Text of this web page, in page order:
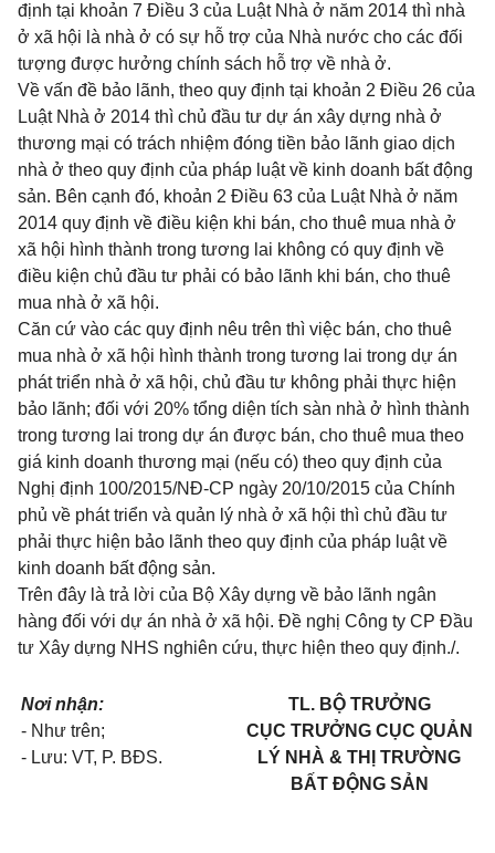
định tại khoản 7 Điều 3 của Luật Nhà ở năm 2014 thì nhà
ở xã hội là nhà ở có sự hỗ trợ của Nhà nước cho các đối
tượng được hưởng chính sách hỗ trợ về nhà ở.
Về vấn đề bảo lãnh, theo quy định tại khoản 2 Điều 26 của
Luật Nhà ở 2014 thì chủ đầu tư dự án xây dựng nhà ở
thương mại có trách nhiệm đóng tiền bảo lãnh giao dịch
nhà ở theo quy định của pháp luật về kinh doanh bất động
sản. Bên cạnh đó, khoản 2 Điều 63 của Luật Nhà ở năm
2014 quy định về điều kiện khi bán, cho thuê mua nhà ở
xã hội hình thành trong tương lai không có quy định về
điều kiện chủ đầu tư phải có bảo lãnh khi bán, cho thuê
mua nhà ở xã hội.
Căn cứ vào các quy định nêu trên thì việc bán, cho thuê
mua nhà ở xã hội hình thành trong tương lai trong dự án
phát triển nhà ở xã hội, chủ đầu tư không phải thực hiện
bảo lãnh; đối với 20% tổng diện tích sàn nhà ở hình thành
trong tương lai trong dự án được bán, cho thuê mua theo
giá kinh doanh thương mại (nếu có) theo quy định của
Nghị định 100/2015/NĐ-CP ngày 20/10/2015 của Chính
phủ về phát triển và quản lý nhà ở xã hội thì chủ đầu tư
phải thực hiện bảo lãnh theo quy định của pháp luật về
kinh doanh bất động sản.
Trên đây là trả lời của Bộ Xây dựng về bảo lãnh ngân
hàng đối với dự án nhà ở xã hội. Đề nghị Công ty CP Đầu
tư Xây dựng NHS nghiên cứu, thực hiện theo quy định./.
Nơi nhận:
- Như trên;
- Lưu: VT, P. BĐS.
TL. BỘ TRƯỞNG
CỤC TRƯỞNG CỤC QUẢN
LÝ NHÀ & THỊ TRƯỜNG
BẤT ĐỘNG SẢN